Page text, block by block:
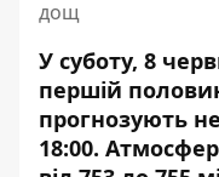
дощ
У суботу, 8
першій
прогнозують
18:00.